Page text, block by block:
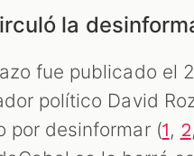
la
fue publicado el
político David
por desinformar (1, 2,